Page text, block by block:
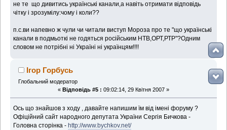
не те що дивитись українські канали,а навіть отримати відповідь
чітку і зрозумілу:чому і коли??
п.с.ви напевно ж чули чи читали виступ Мороза про те "що українські
канали в подмьоткі не годяться російським НТВ,ОРТ,РТР"?Одним
словом не потрібні ні Україні ні українцям!!!!
Ігор Горбусь
Глобальний модератор
« Відповідь #5 : 09:02:14, 29 Квітня 2007 »
Ось що знайшов з ходу , давайте напишим їм від імені форуму ?
Офіційний сайт народного депутата України Сергія Бичкова -
Головна сторінка - http://www.bychkov.net/